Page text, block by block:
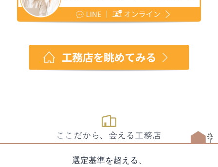
ここだから、会える工務店
選定基準を超える、